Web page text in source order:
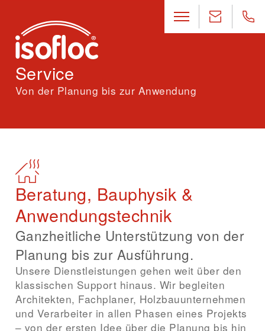
Service
Von der Planung bis zur Anwendung
Beratung, Bauphysik &
Anwendungstechnik
Ganzheitliche Unterstützung von der
Planung bis zur Ausführung.
Unsere Dienstleistungen gehen weit über den
klassischen Support hinaus. Wir begleiten
Architekten, Fachplaner, Holzbauunternehmen
und Verarbeiter in allen Phasen eines Projekts
– von der ersten Idee über die Planung bis hin